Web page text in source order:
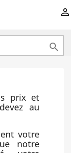


prix et
au
votre
notre